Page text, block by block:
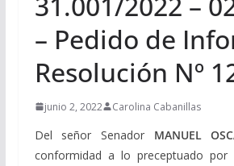
– Pedido de
Resolución Nº
junio 2, 2022 Carolina Cabanillas
Del señor Senador MANUEL
conformidad a lo preceptuado